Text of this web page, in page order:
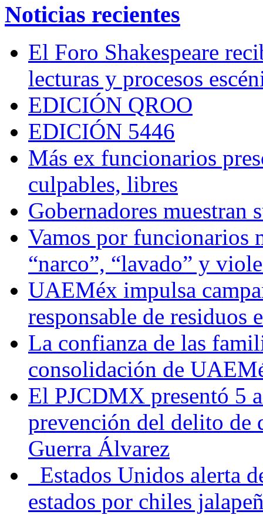
Noticias recientes
El Foro Shakespeare
lecturas y procesos
EDICIÓN QROO
EDICIÓN 5446
Más ex funcionarios
culpables, libres
Gobernadores muestran
Vamos por funcionarios
“narco”, “lavado” y
UAEMéx impulsa
responsable de residuos
La confianza de las
consolidación de
El PJCDMX presentó 5
prevención del delito de
Guerra Álvarez
Estados Unidos alerta
estados por chiles